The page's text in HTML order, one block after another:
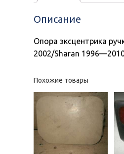
Описание
Опора эксцентрика
2002/Sharan
Похожие товары